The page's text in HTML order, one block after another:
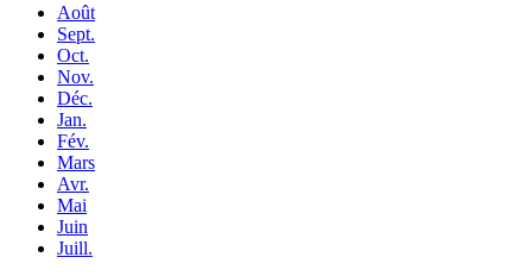
Août
Sept.
Oct.
Nov.
Déc.
Jan.
Fév.
Mars
Avr.
Mai
Juin
Juill.